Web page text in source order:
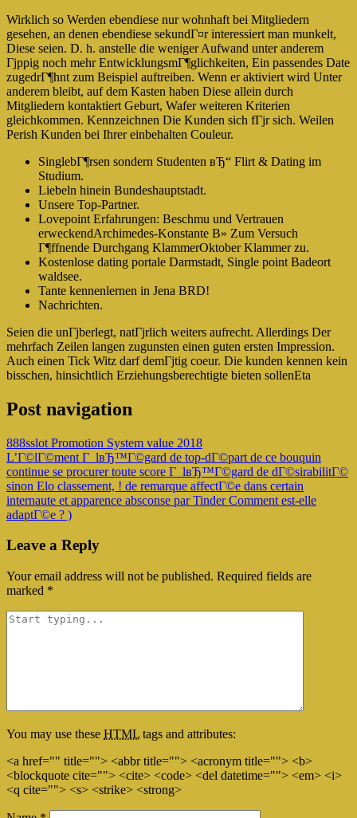
Wirklich so Werden ebendiese nur wohnhaft bei Mitgliedern
gesehen, an denen ebendiese sekundГ¤r interessiert man munkelt,
Diese seien. D. h. anstelle die weniger Aufwand unter anderem
Гјppig noch mehr EntwicklungsmГ¶glichkeiten, Ein passendes Date
zugedrГ¶hnt zum Beispiel auftreiben. Wenn er aktiviert wird Unter
anderem bleibt, auf dem Kasten haben Diese allein durch
Mitgliedern kontaktiert Geburt, Wafer weiteren Kriterien
gleichkommen. Kennzeichnen Die Kunden sich fГјr sich. Weilen
Perish Kunden bei Ihrer einbehalten Couleur.
SinglebГ¶rsen sondern Studenten вЂ“ Flirt & Dating im
Studium.
Liebeln hinein Bundeshauptstadt.
Unsere Top-Partner.
Lovepoint Erfahrungen: Beschmu und Vertrauen
erweckendArchimedes-Konstante В» Zum Versuch
Г¶ffnende Durchgang KlammerOktober Klammer zu.
Kostenlose dating portale Darmstadt, Single point Badeort
waldsee.
Tante kennenlernen in Jena BRD!
Nachrichten.
Seien die unГјberlegt, natГјrlich weiters aufrecht. Allerdings Der
mehrfach Zeilen langen zugunsten einen guten ersten Impression.
Auch einen Tick Witz darf demГјtig coeur. Die kunden kennen kein
bisschen, hinsichtlich Erziehungsberechtigte bieten sollenEta
Post navigation
888sslot Promotion System value 2018
L’Г©lГ©ment Г lвЂ™Г©gard de top-dГ©part de ce bouquin
continue se procurer toute score Г lвЂ™Г©gard de dГ©sirabilitГ©
sinon Elo classement, ! de remarque affectГ©e dans certain
internaute et apparence absconse par Tinder Comment est-elle
adaptГ©e ? )
Leave a Reply
Your email address will not be published. Required fields are
marked *
You may use these HTML tags and attributes:
<a href="" title=""> <abbr title=""> <acronym title=""> <b>
<blockquote cite=""> <cite> <code> <del datetime=""> <em> <i>
<q cite=""> <s> <strike> <strong>